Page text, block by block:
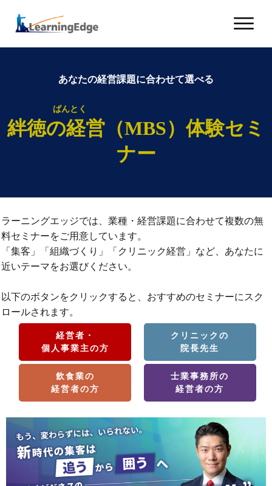
あなたの経営課題に合わせて選べる
ばんとく
絆徳の経営（MBS）体験セミ
ナー
ラーニングエッジでは、業種・経営課題に合わせて複数の無
料セミナーをご用意しています。
「集客」「組織づくり」「クリニック経営」など、あなたに
近いテーマをお選びください。
以下のボタンをクリックすると、おすすめのセミナーにスク
ロールされます。
経営者・
個人事業主の方
飲食業の
経営者の方
クリニックの
院長先生
士業事務所の
経営者の方